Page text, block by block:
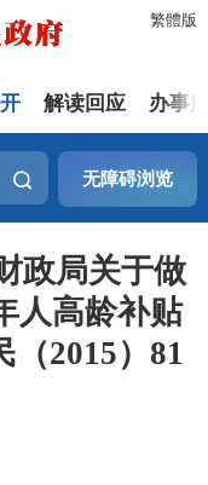
繁體版
解读回应 办事
无障碍浏览
政局关于做
人高龄补贴
（2015）81